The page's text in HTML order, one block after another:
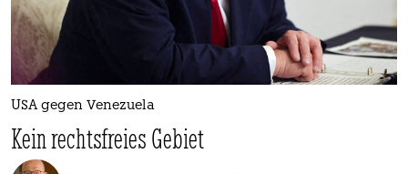
USA gegen Venezuela
Kein rechtsfreies Gebiet